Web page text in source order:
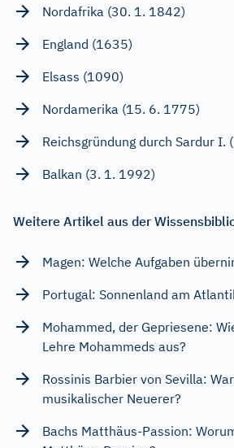
Nordafrika (30. 1. 1842)
England (1635)
Elsass (1090)
Nordamerika (15. 6. 1775)
Reichsgründung durch Sardur I.
Balkan (3. 1. 1992)
Weitere Artikel aus der
Magen: Welche Aufgaben
Portugal: Sonnenland am
Mohammed, der Gepriesene:
Lehre Mohammeds aus?
Rossinis Barbier von Sevilla:
musikalischer Neuerer?
Bachs Matthäus-Passion: